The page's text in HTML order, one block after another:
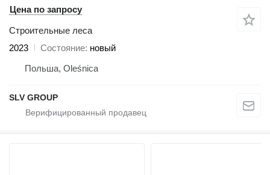
Цена по запросу
Строительные леса
2023
Состояние новый
Польша, Oleśnica
SLV GROUP